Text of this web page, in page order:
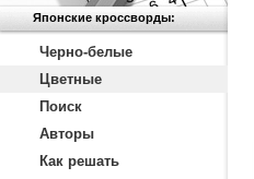
Японские кроссворды:
Черно-белые
Цветные
Поиск
Авторы
Как решать